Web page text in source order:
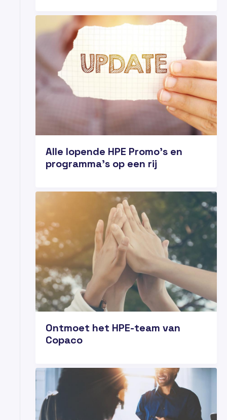
Alle lopende HPE Promo's en
programma's op een rij
Ontmoet het HPE-team van
Copaco